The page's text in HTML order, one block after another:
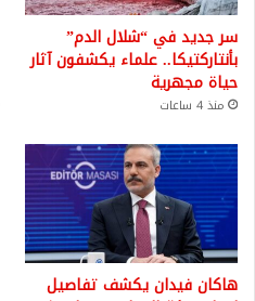
سر جديد في “شلال الدم”
بأنتاركتيكا.. علماء يكشفون آثار
حياة مجهرية
منذ 4 ساعات
هاكان فيدان يكشف تفاصيل